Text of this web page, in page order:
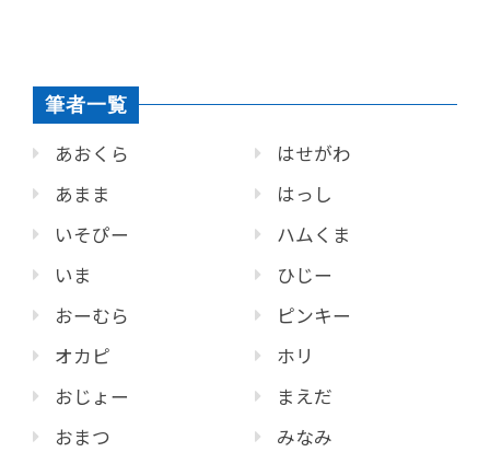
筆者一覧
あおくら
あまま
いそぴー
いま
おーむら
オカピ
おじょー
おまつ
はせがわ
はっし
ハムくま
ひじー
ピンキー
ホリ
まえだ
みなみ